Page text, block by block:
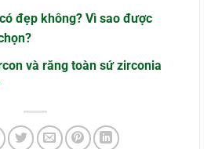
đẹp không? Vì sao được
và răng toàn sứ zirconia